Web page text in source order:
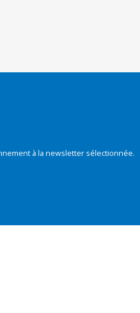
à la newsletter sélectionnée.